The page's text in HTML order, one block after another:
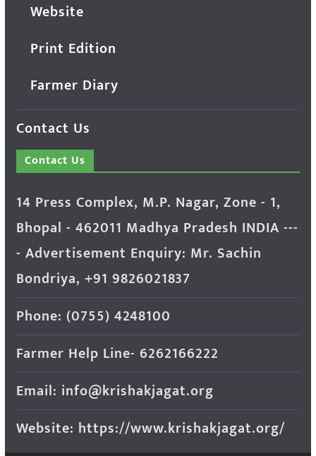
Website
Print Edition
Farmer Diary
Contact Us
Contact Us
14 Press Complex, M.P. Nagar, Zone - 1,
Bhopal - 462011 Madhya Pradesh INDIA ---
- Advertisement Enquiry: Mr. Sachin
Bondriya, +91 9826021837
Phone: (0755) 4248100
Farmer Help Line- 6262166222
Email: info@krishakjagat.org
Website: https://www.krishakjagat.org/